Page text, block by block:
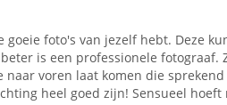
goeie foto's van jezelf hebt. Deze
is een professionele
naar voren laat komen die
heel goed zijn! Sensueel